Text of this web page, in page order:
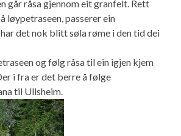
går råsa gjennom eit granfelt. Rett
løypetraseen, passerer ein
det nok blitt søla røme i den tid dei
og følg råsa til ein igjen kjem
i fra er det berre å følge
til Ullsheim.